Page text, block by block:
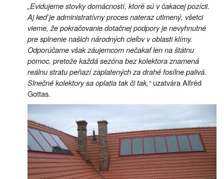
„Evidujeme stovky domácností, ktoré sú v čakacej pozícii.
Aj keď je administratívny proces nateraz utlmený, všetci
vieme, že pokračovanie dotačnej podpory je nevyhnutné
pre splnenie našich národných cieľov v oblasti klímy.
Odporúčame však záujemcom nečakať len na štátnu
pomoc, pretože každá sezóna bez kolektora znamená
reálnu stratu peňazí zaplatených za drahé fosílne palivá.
Slnečné kolektory sa oplatia tak či tak,“uzatvára Alfréd
Gottas.